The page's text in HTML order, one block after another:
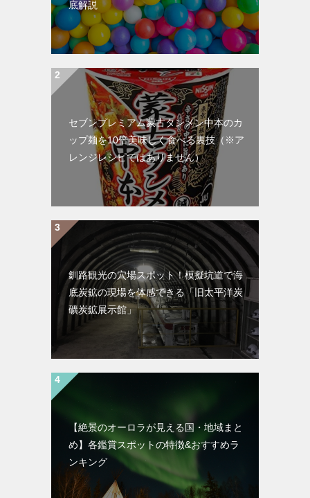
底解説
セブンプレミアム蒙古タンメン中本のカ
ップ麺を10倍美味しく食べる裏技（※ア
レンジレシピではありません）
釧路観光の穴場スポット！模擬坑道で海
底炭鉱の現場を体感できる「旧太平洋炭
礦炭鉱展示館」
【絶景のオーロラが見える国・地域まと
め】各鑑賞スポットの特徴&おすすめラ
ンキング